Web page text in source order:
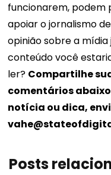
funcionarem, podem
apoiar o jornalismo
opinião sobre a
conteúdo você
ler? Compartilhe
comentários
notícia ou dica,
Posts